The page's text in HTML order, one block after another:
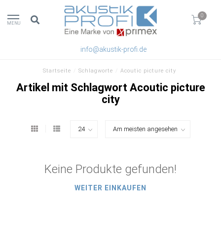
MENU
0
info@akustik-profi.de
Startseite Schlagworte Acoutic picture city
Artikel mit Schlagwort Acoutic picture
city
Keine Produkte gefunden!
WEITER EINKAUFEN